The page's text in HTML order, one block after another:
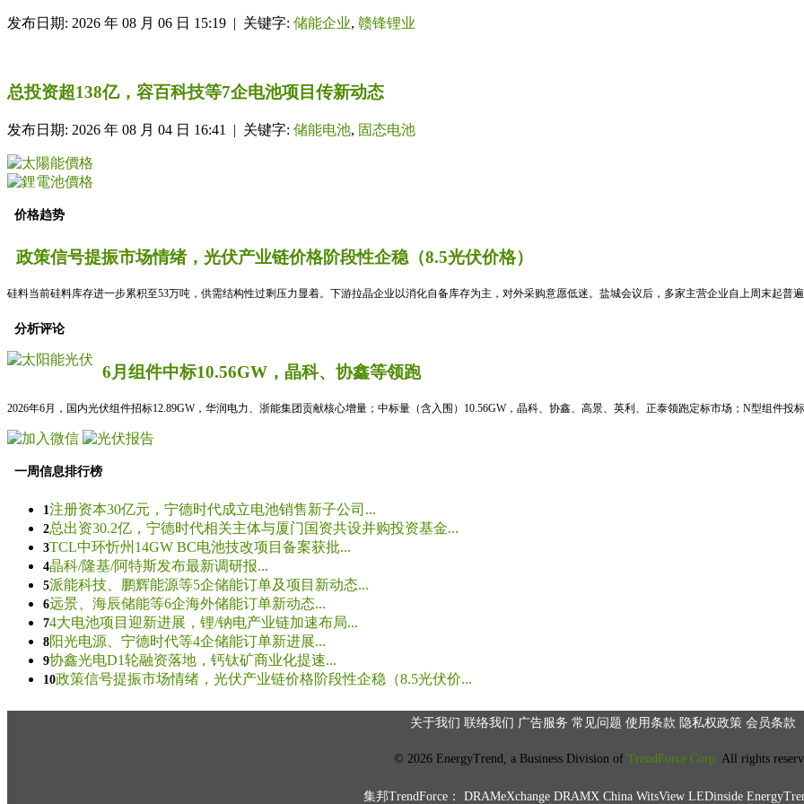
发布日期: 2026 年 08 月 06 日 15:19 | 关键字: 储能企业, 赣锋锂业
总投资超138亿，容百科技等7企电池项目传新动态
发布日期: 2026 年 08 月 04 日 16:41 | 关键字: 储能电池, 固态电池
价格趋势
政策信号提振市场情绪，光伏产业链价格阶段性企稳（8.5光伏价格）
硅料当前硅料库存进一步累积至53万吨，供需结构性过剩压力显着。下游拉晶企业以消化自备库存为主，对外采购意愿低迷。盐城会议后，多家主营企业自上周末起普
分析评论
6月组件中标10.56GW，晶科、协鑫等领跑
2026年6月，国内光伏组件招标12.89GW，华润电力、浙能集团贡献核心增量；中标量（含入围）10.56GW，晶科、协鑫、高景、英利、正泰领跑定标市场；N型组件投标
一周信息排行榜
1注册资本30亿元，宁德时代成立电池销售新子公司...
2总出资30.2亿，宁德时代相关主体与厦门国资共设并购投资基金...
3TCL中环忻州14GW BC电池技改项目备案获批...
4晶科/隆基/阿特斯发布最新调研报...
5派能科技、鹏辉能源等5企储能订单及项目新动态...
6远景、海辰储能等6企海外储能订单新动态...
74大电池项目迎新进展，锂/钠电产业链加速布局...
8阳光电源、宁德时代等4企储能订单新进展...
9协鑫光电D1轮融资落地，钙钛矿商业化提速...
10政策信号提振市场情绪，光伏产业链价格阶段性企稳（8.5光伏价...
关于我们 联络我们 广告服务 常见问题 使用条款 隐私权政策 会员条款
© 2026 EnergyTrend, a Business Division of TrendForce Corp. All rights
集邦TrendForce： DRAMeXchange DRAMX China WitsView LEDinside